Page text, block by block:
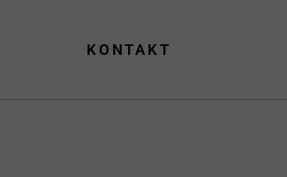
KONTAKT